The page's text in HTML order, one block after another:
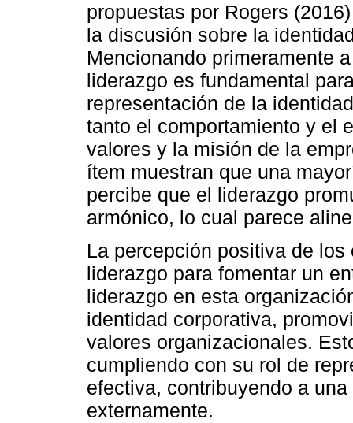
propuestas por Rogers
la discusión sobre la
Mencionando primeramente
liderazgo es fundamental
representación de la
tanto el comportamiento y el
valores y la misión de la
ítem muestran que una
percibe que el liderazgo
armónico, lo cual parece
La percepción positiva de
liderazgo para fomentar un
liderazgo en esta
identidad corporativa,
valores organizacionales.
cumpliendo con su rol de
efectiva, contribuyendo a
externamente.